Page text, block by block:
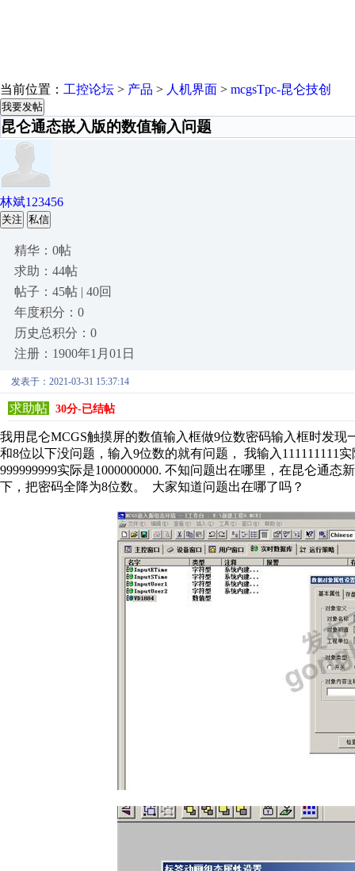
当前位置： 工控论坛 > 产品 > 人机界面 > mcgsTpc-昆仑技创
我要发帖
昆仑通态嵌入版的数值输入问题
林斌123456
关注 私信
精华：0帖
求助：44帖
帖子：45帖 | 40回
年度积分：0
历史总积分：0
注册：1900年1月01日
发表于：2021-03-31 15:37:14
求助帖 30分-已结帖
我用昆仑MCGS触摸屏的数值输入框做9位数密码输入框时发
和8位以下没问题，输入9位数的就有问题， 我输入111111111
999999999实际是1000000000. 不知问题出在哪里，在昆仑通
下，把密码全降为8位数。 大家知道问题出在哪了吗？